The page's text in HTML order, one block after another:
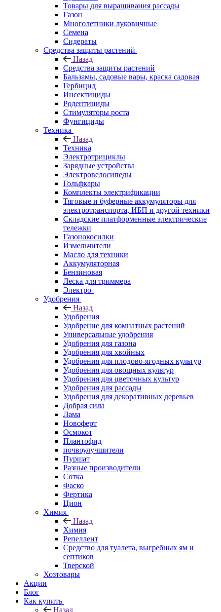
Товары для выращивания рассады
Газон
Многолетники луковичные
Семена
Сидераты
Средства защиты растений
Назад
Средства защиты растений
Бальзамы, садовые вары, краска садовая
Гербицид
Инсектициды
Родентициды
Стимуляторы роста
Фунгициды
Техника
Назад
Техника
Электротрициклы
Зарядные устройства
Электровелосипеды
Гольфкары
Комплекты электрификации
Тяговые и буферные аккумуляторы для
электротранспорта, ИБП и другой техники
Складские платформенные электрические
тележки
Газонокосилки
Измельчители
Масло для техники
Аккумуляторная
Бензиновая
Леска для триммера
Электро-
Удобрения
Назад
Удобрения
Удобрение для комнатных растений
Универсальные удобрения
Удобрения для газона
Удобрения для хвойных
Удобрения для плодово-ягодных культур
Удобрения для овощных культур
Удобрения для цветочных культур
Удобрения для рассады
Удобрения для декоративных деревьев
Добрая сила
Лама
Новоферт
Осмокот
Плантофид
почвоулучшители
Пуршат
Разные производители
Сотка
Фаско
Фертика
Цион
Химия
Назад
Химия
Репеллент
Средство для туалета, выгребных ям и
септиков
Тверской
Хозтовары
Акции
Блог
Как купить
Назад